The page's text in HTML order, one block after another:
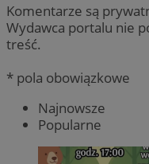
Komentarze są
Wydawca portalu nie
treść.
* pola obowiązkowe
Najnowsze
Popularne